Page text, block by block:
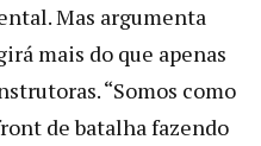
Mas argumenta
mais do que apenas
“Somos como
de batalha fazendo